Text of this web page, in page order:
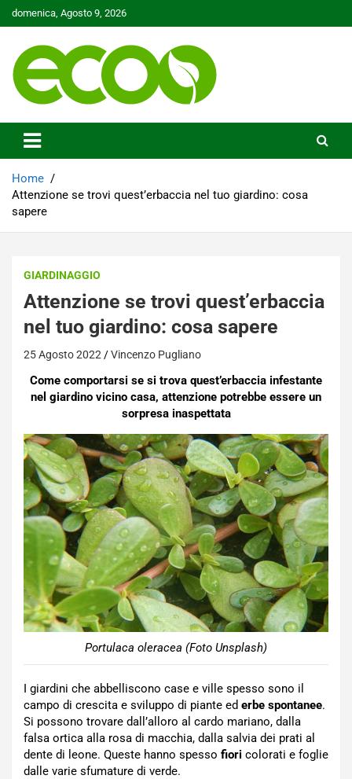
Skip
to
domenica, Agosto 9, 2026
Ecoo.it
Home
Attenzione se trovi quest’erbaccia nel tuo giardino: cosa
sapere
GIARDINAGGIO
Attenzione se trovi quest’erbaccia
nel tuo giardino: cosa sapere
25 Agosto 2022 Vincenzo Pugliano
Come comportarsi se si trova quest’erbaccia infestante
nel giardino vicino casa, attenzione potrebbe essere un
sorpresa inaspettata
Portulaca oleracea (Foto Unsplash)
I giardini che abbelliscono case e ville spesso sono il
campo di crescita e sviluppo di piante ed erbe spontanee.
Si possono trovare dall’alloro al cardo mariano, dalla
falsa ortica alla rosa di macchia, dalla salvia dei prati al
dente di leone. Queste hanno spesso fiori colorati e foglie
dalle varie sfumature di verde.